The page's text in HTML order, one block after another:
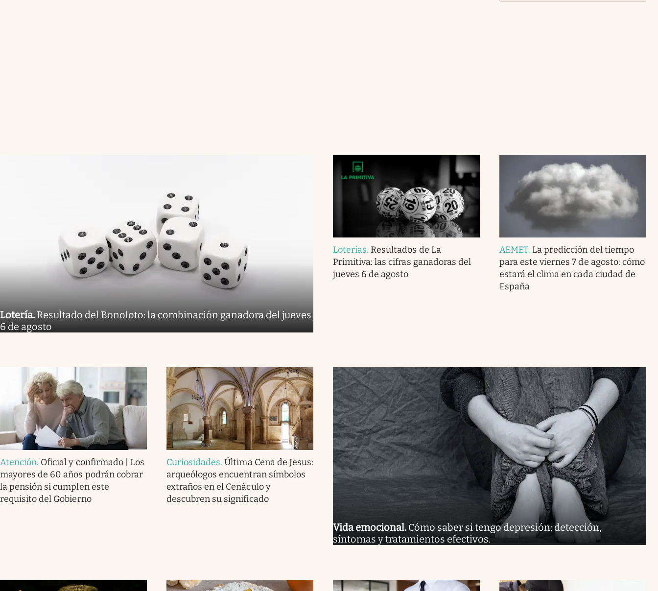
Lotería. Resultado del Bonoloto: la combinación ganadora del jueves
6 de agosto
Loterías. Resultados de La
Primitiva: las cifras ganadoras del
jueves 6 de agosto
AEMET. La predicción del tiempo
para este viernes 7 de agosto: cómo
estará el clima en cada ciudad de
España
Atención. Oficial y confirmado | Los
mayores de 60 años podrán cobrar
la pensión si cumplen este
requisito del Gobierno
Curiosidades.Última Cena de Jesus:
arqueólogos encuentran símbolos
extraños en el Cenáculo y
descubren su significado
Vida emocional. Cómo saber si tengo depresión: detección,
síntomas y tratamientos efectivos.